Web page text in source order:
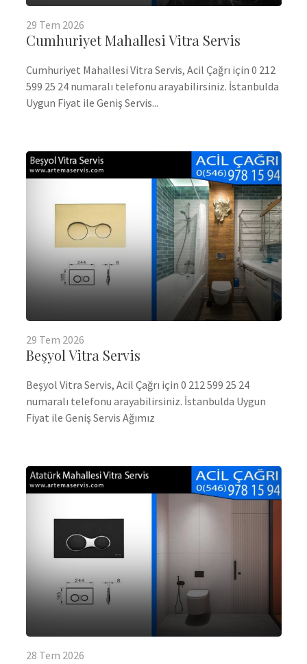
29 Tem 2026
Cumhuriyet Mahallesi Vitra Servis
Cumhuriyet Mahallesi Vitra Servis, Acil Çağrı için 0 212
599 25 24 numaralı telefonu arayabilirsiniz. İstanbulda
Uygun Fiyat ile Geniş Servis...
29 Tem 2026
Beşyol Vitra Servis
Beşyol Vitra Servis, Acil Çağrı için 0 212 599 25 24
numaralı telefonu arayabilirsiniz. İstanbulda Uygun
Fiyat ile Geniş Servis Ağımız
28 Tem 2026